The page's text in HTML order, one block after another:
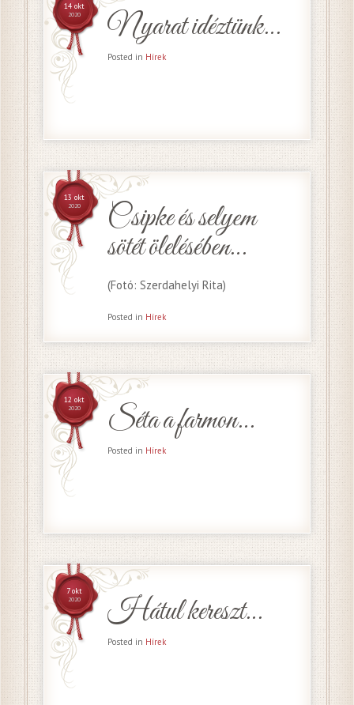
Nyarat idéztünk…
14 okt
2020
Posted in Hírek
Csipke és selyem
sötét ölelésében…
13 okt
2020
(Fotó: Szerdahelyi Rita)
Posted in Hírek
Séta a farmon…
12 okt
2020
Posted in Hírek
Hátul kereszt…
7 okt
2020
Posted in Hírek